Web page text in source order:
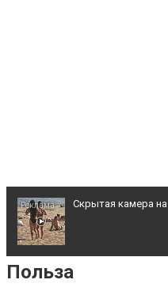
Польза
Скрытая камера